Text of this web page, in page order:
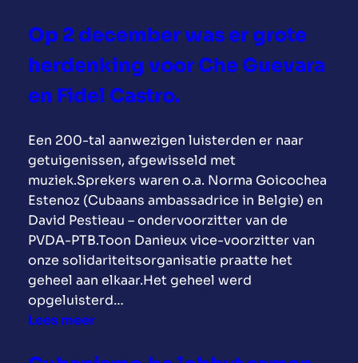
l
n
n
g
s
d
a
g
C
u
b
a
Op 2 december was er grote
herdenking voor Che Guevara
en Fidel Castro.
Een 200-tal aanwezigen luisterden er naar
getuigenissen, afgewisseld met
muziek.Sprekers waren o.a. Norma Goicochea
Estenoz (Cubaans ambassadrice in Belgie) en
David Pestieau – ondervoorzitter van de
PVDA-PTB.Toon Danieux vice-voorzitter van
onze solidariteitsorganisatie praatte het
geheel aan elkaar.Het geheel werd
opgeluisterd…
Lees meer:
p